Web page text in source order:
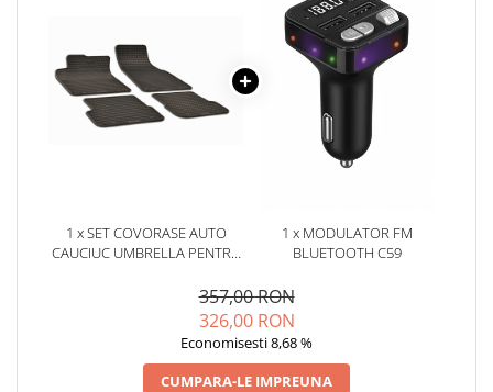
Marcaje si Echipamente de
Siguranta
Accesorii Cabina Camion
Uleiuri si Lichide Auto
Aditivi DPF, Sistem Racire si
1 x SET COVORASE AUTO
CAUCIUC UMBRELLA PENTRU
1 x MODULATOR FM
BLUETOOTH C59
357,00 RON
326,00 RON
Economisesti 8,68 %
CUMPARA-LE IMPREUNA